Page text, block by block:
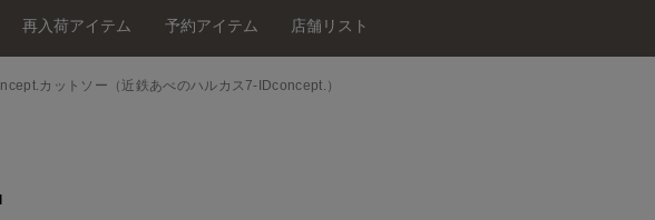
再入荷アイテム 予約アイテム 店舗リスト
カットソー（近鉄あべのハルカス7-IDconcept.）